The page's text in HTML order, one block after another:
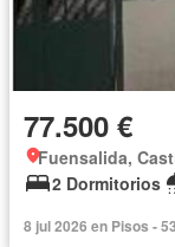
77.500 €
Fuensalida,
2 Dormitorios
8 jul 2026 en Pisos -